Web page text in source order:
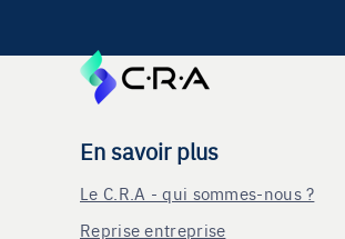
En savoir plus
Le C.R.A - qui sommes-nous ?
Reprise entreprise